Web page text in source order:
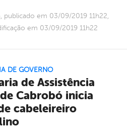
publicado em 03/09/2019 11h22,
em 03/09/2019 11h22
DE GOVERNO
de Assistência
Cabrobó inicia
cabeleireiro